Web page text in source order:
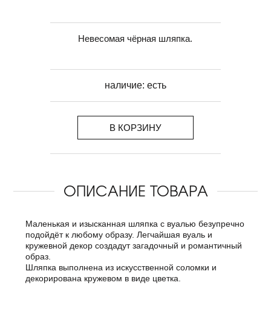
Невесомая чёрная шляпка.
наличие: есть
В КОРЗИНУ
ОПИСАНИЕ ТОВАРА
Маленькая и изысканная шляпка с вуалью безупречно
подойдёт к любому образу. Легчайшая вуаль и
кружевной декор создадут загадочный и романтичный
образ.
Шляпка выполнена из искусственной соломки и
декорирована кружевом в виде цветка.